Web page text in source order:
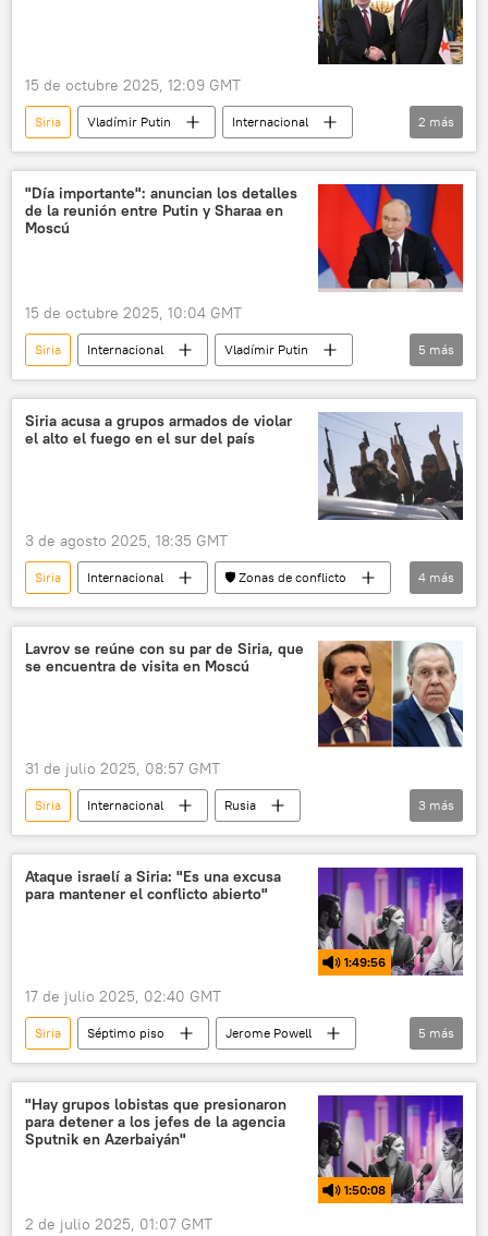
15 de octubre 2025, 12:09 GMT
Siria Vladímir Putin
Internacional
Rusia
🌍 Oriente Medio
2 más
"Día importante": anuncian los detalles
de la reunión entre Putin y Sharaa en
Moscú
15 de octubre 2025, 10:04 GMT
Siria Internacional
Vladímir Putin
Rusia
Damasco
Moscú
bases militares
base naval en Tartus
5 más
Siria acusa a grupos armados de violar
el alto el fuego en el sur del país
3 de agosto 2025, 18:35 GMT
Siria Internacional
🛡️ Zonas de conflicto
Israel
seguridad
🌍 Oriente Medio
alto el fuego
4 más
Lavrov se reúne con su par de Siria, que
se encuentra de visita en Moscú
31 de julio 2025, 08:57 GMT
Siria Internacional
Rusia
🌍 Oriente Medio
relaciones internacionales
Serguéi Lavrov
3 más
Ataque israelí a Siria: "Es una excusa
para mantener el conflicto abierto"
1:49:56
17 de julio 2025, 02:40 GMT
Siria Séptimo piso
Jerome Powell
Israel
Damasco
política
Benjamín Netanyahu
Bashar Asad
5 más
"Hay grupos lobistas que presionaron
para detener a los jefes de la agencia
Sputnik en Azerbaiyán"
1:50:08
2 de julio 2025, 01:07 GMT